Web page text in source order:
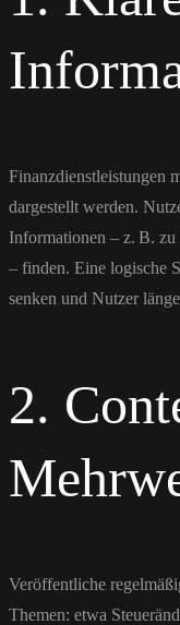
Finanzdienstleistungen
dargestellt werden.
Informationen – z. B. zu
– finden. Eine logische
senken und Nutzer
2.
Veröffentliche
Themen: etwa